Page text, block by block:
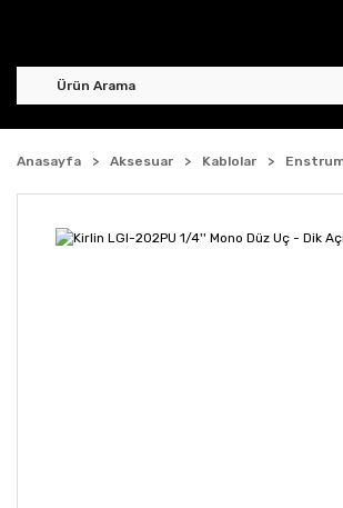
Anasayfa Aksesuar Kablolar